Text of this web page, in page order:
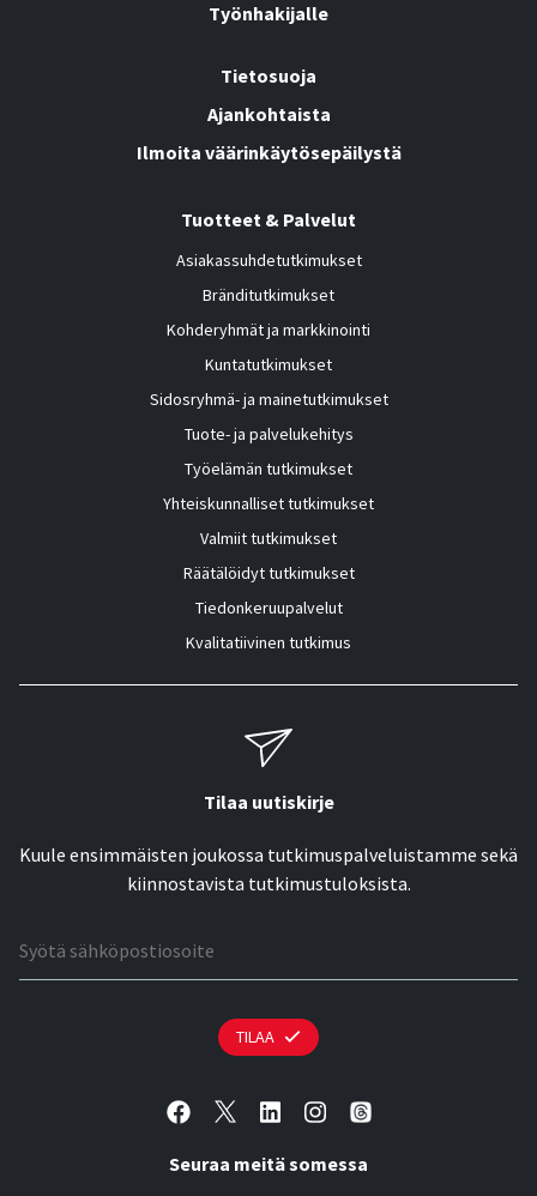
Työnhakijalle
Tietosuoja
Ajankohtaista
Ilmoita väärinkäytösepäilystä
Tuotteet & Palvelut
Asiakassuhdetutkimukset
Bränditutkimukset
Kohderyhmät ja markkinointi
Kuntatutkimukset
Sidosryhmä- ja mainetutkimukset
Tuote- ja palvelukehitys
Työelämän tutkimukset
Yhteiskunnalliset tutkimukset
Valmiit tutkimukset
Räätälöidyt tutkimukset
Tiedonkeruupalvelut
Kvalitatiivinen tutkimus
Tilaa uutiskirje
Kuule ensimmäisten joukossa tutkimuspalveluistamme sekä
kiinnostavista tutkimustuloksista.
TILAA
Seuraa meitä somessa